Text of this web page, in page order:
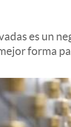
es un
forma